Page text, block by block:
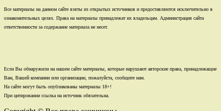
Все материалы на данном сайте взяты из открытых источников и предоставляются исключительно в
ознакомительных целях. Права на материалы принадлежат их владельцам. Администрация сайта
ответственности за содержание материала не несет.
Если Вы обнаружили на нашем сайте материалы, которые нарушают авторские права, принадлежащие
Вам, Вашей компании или организации, пожалуйста, сообщите нам.
На сайте могут быть опубликованы материалы 18+!
При цитировании ссылка на источник обязательна.